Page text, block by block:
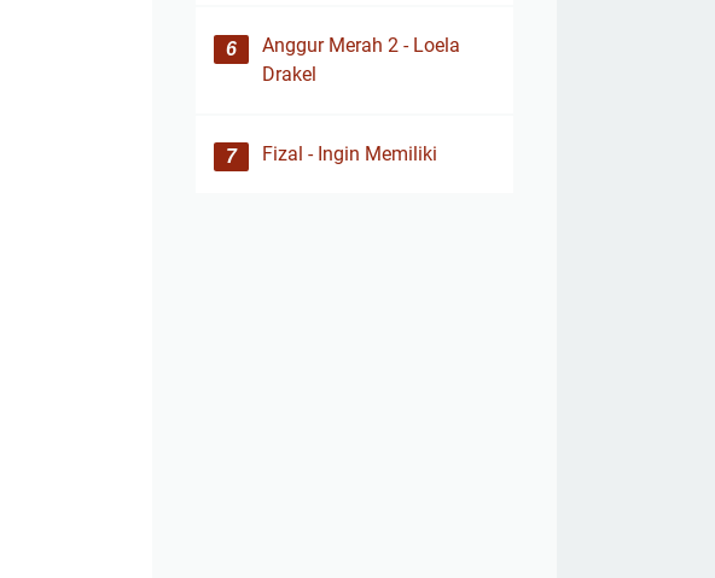
Anggur Merah 2 - Loela
Drakel
Fizal - Ingin Memiliki